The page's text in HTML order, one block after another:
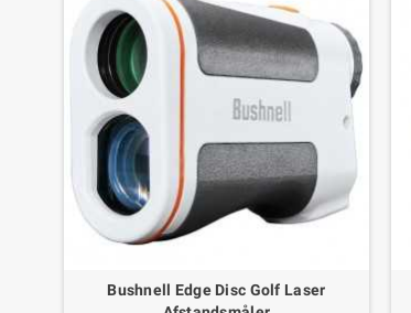
Bushnell Edge Disc Golf Laser